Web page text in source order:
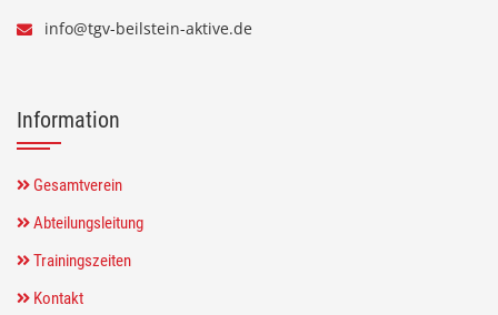
info@tgv-beilstein-aktive.de
Information
Gesamtverein
Abteilungsleitung
Trainingszeiten
Kontakt